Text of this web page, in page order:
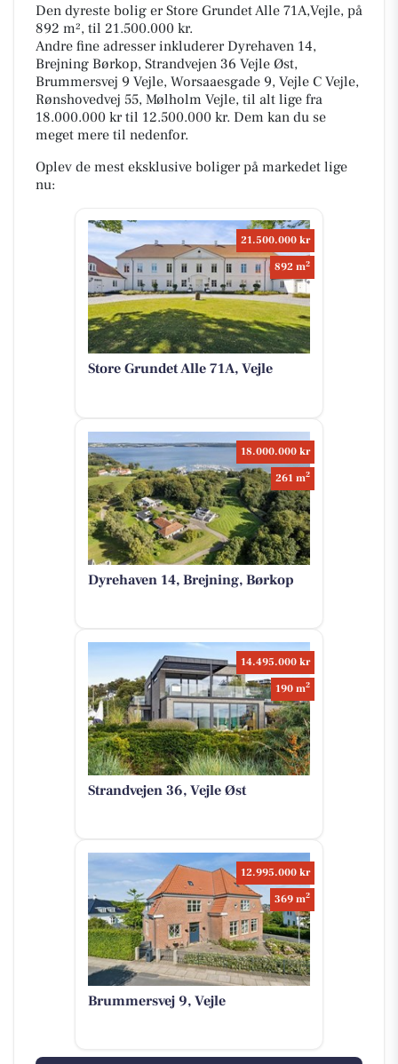
Den dyreste bolig er Store Grundet Alle 71A,Vejle, på
892 m², til 21.500.000 kr.
Andre fine adresser inkluderer Dyrehaven 14,
Brejning Børkop, Strandvejen 36 Vejle Øst,
Brummersvej 9 Vejle, Worsaaesgade 9, Vejle C Vejle,
Rønshovedvej 55, Mølholm Vejle, til alt lige fra
18.000.000 kr til 12.500.000 kr. Dem kan du se
meget mere til nedenfor.
Oplev de mest eksklusive boliger på markedet lige
nu:
21.500.000 kr
892 m2
Store Grundet Alle 71A, Vejle
18.000.000 kr
261 m2
Dyrehaven 14, Brejning, Børkop
14.495.000 kr
190 m2
Strandvejen 36, Vejle Øst
12.995.000 kr
369 m2
Brummersvej 9, Vejle